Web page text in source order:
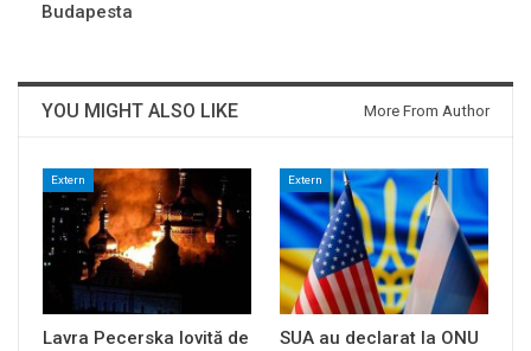
Budapesta
YOU MIGHT ALSO LIKE More From Author
Extern
Lavra Pecerska lovită de
Extern
SUA au declarat la ONU